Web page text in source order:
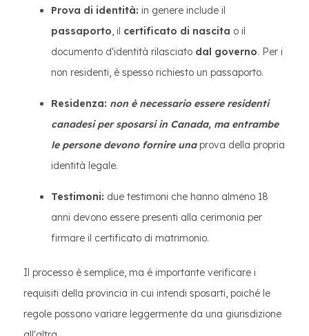
Prova di identità: in genere include il
passaporto, il certificato di nascita o il
documento d'identità rilasciato dal governo. Per i
non residenti, è spesso richiesto un passaporto.
Residenza: non è necessario essere residenti
canadesi per sposarsi in Canada, ma entrambe
le persone devono fornire unaprova della propria
identità legale.
Testimoni: due testimoni che hanno almeno 18
anni devono essere presenti alla cerimonia per
firmare il certificato di matrimonio.
Il processo è semplice, ma è importante verificare i
requisiti della provincia in cui intendi sposarti, poiché le
regole possono variare leggermente da una giurisdizione